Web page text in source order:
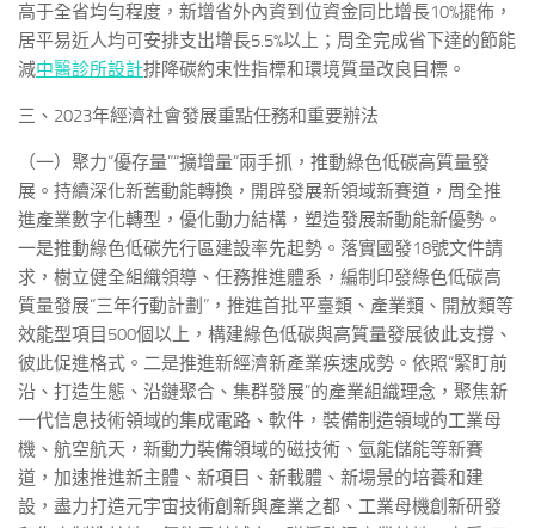
高于全省均勻程度，新增省外內資到位資金同比增長10%擺佈，
居平易近人均可安排支出增長5.5%以上；周全完成省下達的節能
減中醫診所設計排降碳約束性指標和環境質量改良目標。
三、2023年經濟社會發展重點任務和重要辦法
（一）聚力“優存量”“擴增量”兩手抓，推動綠色低碳高質量發
展。持續深化新舊動能轉換，開辟發展新領域新賽道，周全推
進產業數字化轉型，優化動力結構，塑造發展新動能新優勢。
一是推動綠色低碳先行區建設率先起勢。落實國發18號文件請
求，樹立健全組織領導、任務推進體系，編制印發綠色低碳高
質量發展“三年行動計劃”，推進首批平臺類、產業類、開放類等
效能型項目500個以上，構建綠色低碳與高質量發展彼此支撐、
彼此促進格式。二是推進新經濟新產業疾速成勢。依照“緊盯前
沿、打造生態、沿鏈聚合、集群發展”的產業組織理念，聚焦新
一代信息技術領域的集成電路、軟件，裝備制造領域的工業母
機、航空航天，新動力裝備領域的磁技術、氫能儲能等新賽
道，加速推進新主體、新項目、新載體、新場景的培養和建
設，盡力打造元宇宙技術創新與產業之都、工業母機創新研發